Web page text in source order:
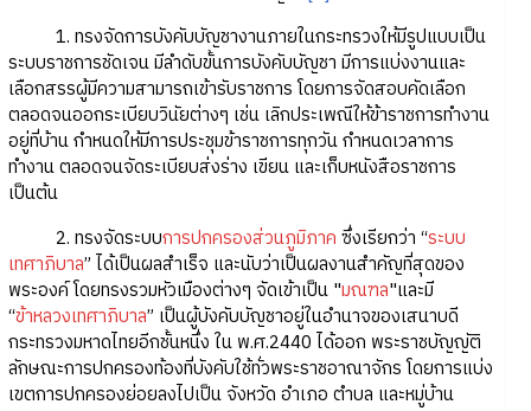
1. ทรงจัดการบังคับบัญชางานภายในกระทรวงให้มีรูปแบบเป็น
ระบบราชการชัดเจน มีลำดับขั้นการบังคับบัญชา มีการแบ่งงานและ
เลือกสรรผู้มีความสามารถเข้ารับราชการ โดยการจัดสอบคัดเลือก
ตลอดจนออกระเบียบวินัยต่างๆ เช่น เลิกประเพณีให้ข้าราชการทำงาน
อยู่ที่บ้าน กำหนดให้มีการประชุมข้าราชการทุกวัน กำหนดเวลาการ
ทำงาน ตลอดจนจัดระเบียบส่งร่าง เขียน และเก็บหนังสือราชการ
เป็นต้น
2. ทรงจัดระบบการปกครองส่วนภูมิภาค ซึ่งเรียกว่า “ระบบ
เทศาภิบาล” ได้เป็นผลสำเร็จ และนับว่าเป็นผลงานสำคัญที่สุดของ
พระองค์ โดยทรงรวมหัวเมืองต่างๆ จัดเข้าเป็น "มณฑล"และมี
“ข้าหลวงเทศาภิบาล” เป็นผู้บังคับบัญชาอยู่ในอำนาจของเสนาบดี
กระทรวงมหาดไทยอีกชั้นหนึ่ง ใน พ.ศ.2440 ได้ออก พระราชบัญญัติ
ลักษณะการปกครองท้องที่บังคับใช้ทั่วพระราชอาณาจักร โดยการแบ่ง
เขตการปกครองย่อยลงไปเป็น จังหวัด อำเภอ ตำบล และหมู่บ้าน